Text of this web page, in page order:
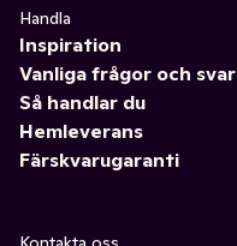
Handla
Inspiration
Vanliga frågor och svar
Så handlar du
Hemleverans
Färskvarugaranti